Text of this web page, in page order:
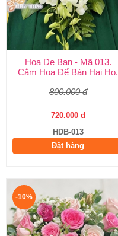
Hoa De Ban - Mã 013.
Cắm Hoa Để Bàn Hai Họ.
800.000 đ
720.000 đ
HDB-013
Đặt hàng
-10%